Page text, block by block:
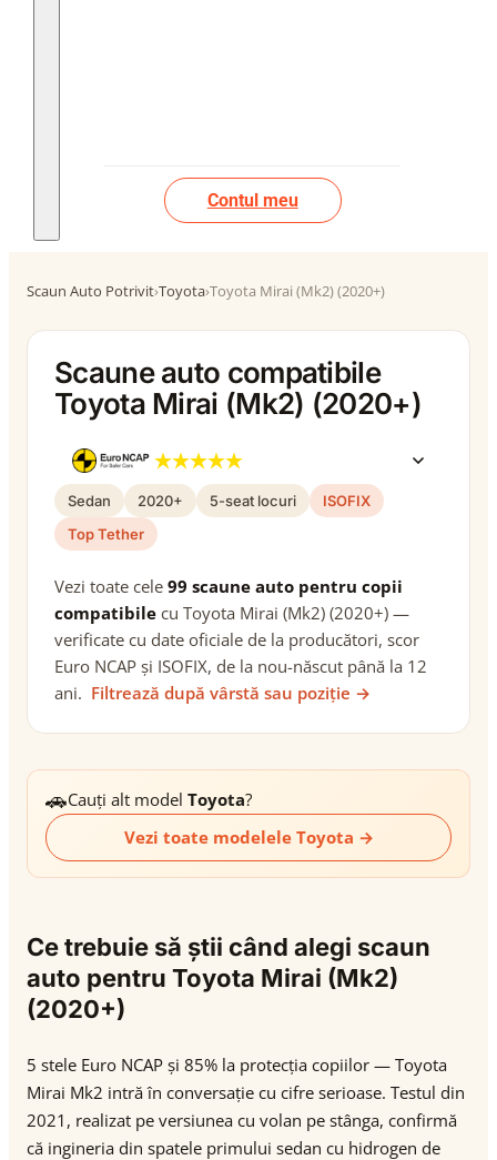
Contul meu
Scaun Auto Potrivit›Toyota›Toyota Mirai (Mk2) (2020+)
Scaune auto compatibile
Toyota Mirai (Mk2) (2020+)
Sedan 2020+ 5-seat locuri
ISOFIX
Top Tether
Vezi toate cele 99 scaune auto pentru copii
compatibile cu Toyota Mirai (Mk2) (2020+) —
verificate cu date oficiale de la producători, scor
Euro NCAP și ISOFIX, de la nou-născut până la 12
ani. Filtrează după vârstă sau poziție →
🚗Cauți alt model Toyota?
Vezi toate modelele Toyota →
Ce trebuie să știi când alegi scaun
auto pentru Toyota Mirai (Mk2)
(2020+)
5 stele Euro NCAP și 85% la protecția copiilor — Toyota
Mirai Mk2 intră în conversație cu cifre serioase. Testul din
2021, realizat pe versiunea cu volan pe stânga, confirmă
că ingineria din spatele primului sedan cu hidrogen de